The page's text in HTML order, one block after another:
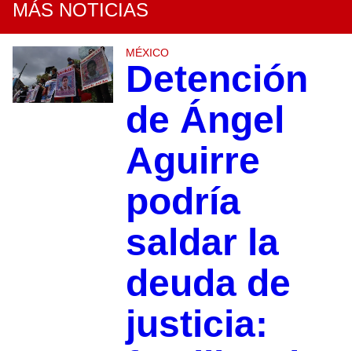
MÁS NOTICIAS
MÉXICO
Detención
de Ángel
Aguirre
podría
saldar la
deuda de
justicia: